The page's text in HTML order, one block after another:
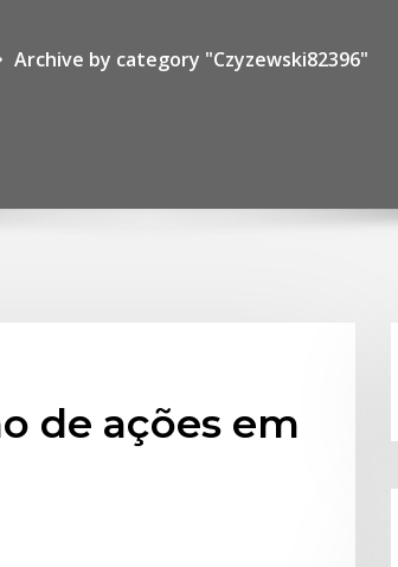
Archive by category "Czyzewski82396"
de ações em